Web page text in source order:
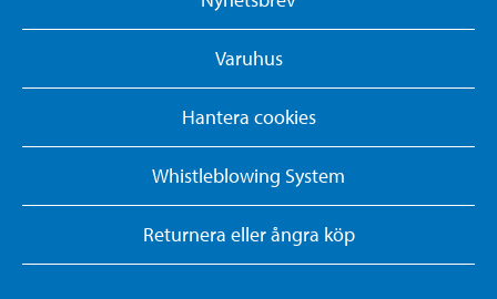
Varuhus
Hantera cookies
Whistleblowing System
Returnera eller ångra köp